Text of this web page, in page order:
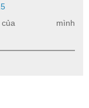
mình